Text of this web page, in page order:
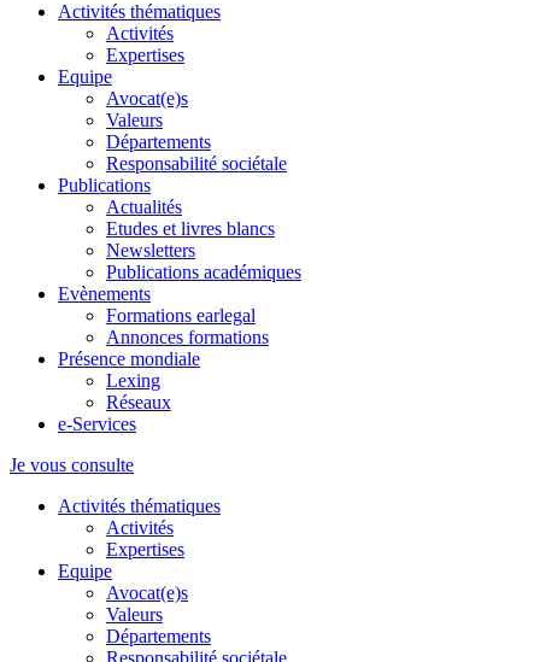
Activités thématiques
Activités
Expertises
Equipe
Avocat(e)s
Valeurs
Départements
Responsabilité sociétale
Publications
Actualités
Etudes et livres blancs
Newsletters
Publications académiques
Evènements
Formations earlegal
Annonces formations
Présence mondiale
Lexing
Réseaux
e-Services
Je vous consulte
Activités thématiques
Activités
Expertises
Equipe
Avocat(e)s
Valeurs
Départements
Responsabilité sociétale